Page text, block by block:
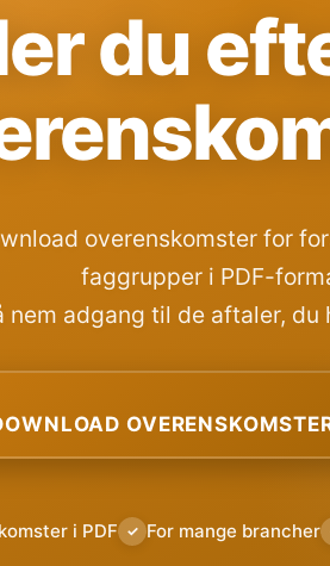
du
overenskomster for
faggrupper i PDF-
nem adgang til de aftaler, du
i PDF ✓ For mange brancher